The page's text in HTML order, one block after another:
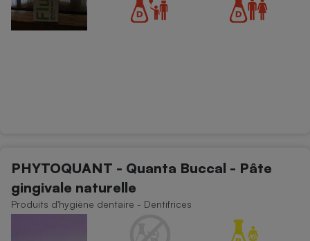
PHYTOQUANT - Quanta Buccal - Pâte
gingivale naturelle
Produits d'hygiène dentaire - Dentifrices